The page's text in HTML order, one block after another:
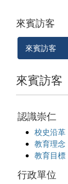
來賓訪客
來賓訪客
來賓訪客
認識崇仁
校史沿革
教育理念
教育目標
行政單位